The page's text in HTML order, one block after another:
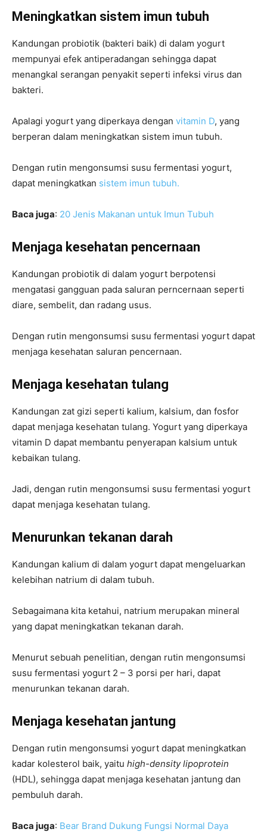
Meningkatkan sistem imun tubuh
Kandungan probiotik (bakteri baik) di dalam yogurt
mempunyai efek antiperadangan sehingga dapat
menangkal serangan penyakit seperti infeksi virus dan
bakteri.
Apalagi yogurt yang diperkaya dengan vitamin D, yang
berperan dalam meningkatkan sistem imun tubuh.
Dengan rutin mengonsumsi susu fermentasi yogurt,
dapat meningkatkan sistem imun tubuh.
Baca juga: 20 Jenis Makanan untuk Imun Tubuh
Menjaga kesehatan pencernaan
Kandungan probiotik di dalam yogurt berpotensi
mengatasi gangguan pada saluran perncernaan seperti
diare, sembelit, dan radang usus.
Dengan rutin mengonsumsi susu fermentasi yogurt dapat
menjaga kesehatan saluran pencernaan.
Menjaga kesehatan tulang
Kandungan zat gizi seperti kalium, kalsium, dan fosfor
dapat menjaga kesehatan tulang. Yogurt yang diperkaya
vitamin D dapat membantu penyerapan kalsium untuk
kebaikan tulang.
Jadi, dengan rutin mengonsumsi susu fermentasi yogurt
dapat menjaga kesehatan tulang.
Menurunkan tekanan darah
Kandungan kalium di dalam yogurt dapat mengeluarkan
kelebihan natrium di dalam tubuh.
Sebagaimana kita ketahui, natrium merupakan mineral
yang dapat meningkatkan tekanan darah.
Menurut sebuah penelitian, dengan rutin mengonsumsi
susu fermentasi yogurt 2 – 3 porsi per hari, dapat
menurunkan tekanan darah.
Menjaga kesehatan jantung
Dengan rutin mengonsumsi yogurt dapat meningkatkan
kadar kolesterol baik, yaitu high-density lipoprotein
(HDL), sehingga dapat menjaga kesehatan jantung dan
pembuluh darah.
Baca juga: Bear Brand Dukung Fungsi Normal Daya